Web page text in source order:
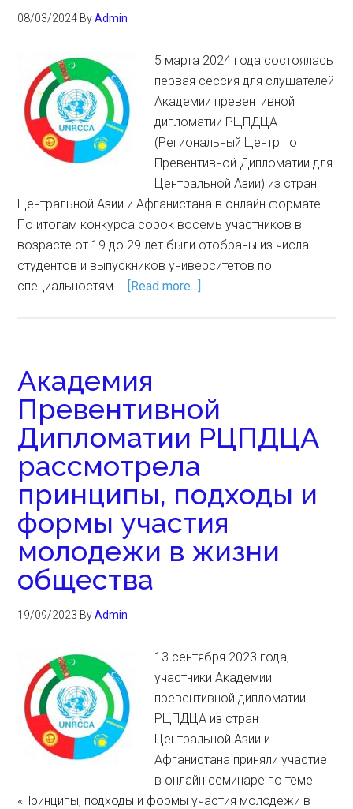
08/03/2024 ByAdmin
5 марта 2024 года состоялась
первая сессия для слушателей
Академии превентивной
дипломатии РЦПДЦА
(Региональный Центр по
Превентивной Дипломатии для
Центральной Азии) из стран
Центральной Азии и Афганистана в онлайн формате.
По итогам конкурса сорок восемь участников в
возрасте от 19 до 29 лет были отобраны из числа
студентов и выпускников университетов по
специальностям … [Read more...]
Академия
Превентивной
Дипломатии РЦПДЦА
рассмотрела
принципы, подходы и
формы участия
молодежи в жизни
общества
19/09/2023 ByAdmin
13 сентября 2023 года,
участники Академии
превентивной дипломатии
РЦПДЦА из стран
Центральной Азии и
Афганистана приняли участие
в онлайн семинаре по теме
«Принципы, подходы и формы участия молодежи в